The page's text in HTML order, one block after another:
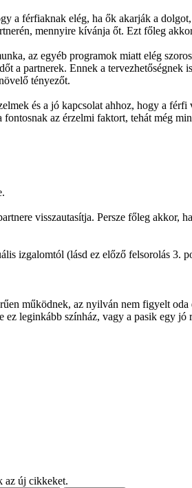
a férfiaknak elég, ha ők akarják a
mennyire kívánja őt. Ezt főleg
az egyéb programok miatt elég
a partnerek. Ennek a
tényezőt.
és a jó kapcsolat ahhoz, hogy a férfi
az érzelmi faktort, tehát még
visszautasítja. Persze főleg
izgalomtól (lásd ez előző felsorolás 3.
működnek, az nyilván nem figyelt
leginkább színház, vagy a pasik egy
az új cikkeket.